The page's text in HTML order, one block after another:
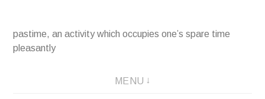
pastime, an activity which occupies one’s spare time
pleasantly
MENU